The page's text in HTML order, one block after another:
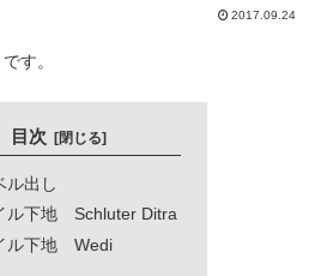
2017.09.24
す。
目次
ル出し
ル下地 Schluter Ditra
ル下地 Wedi